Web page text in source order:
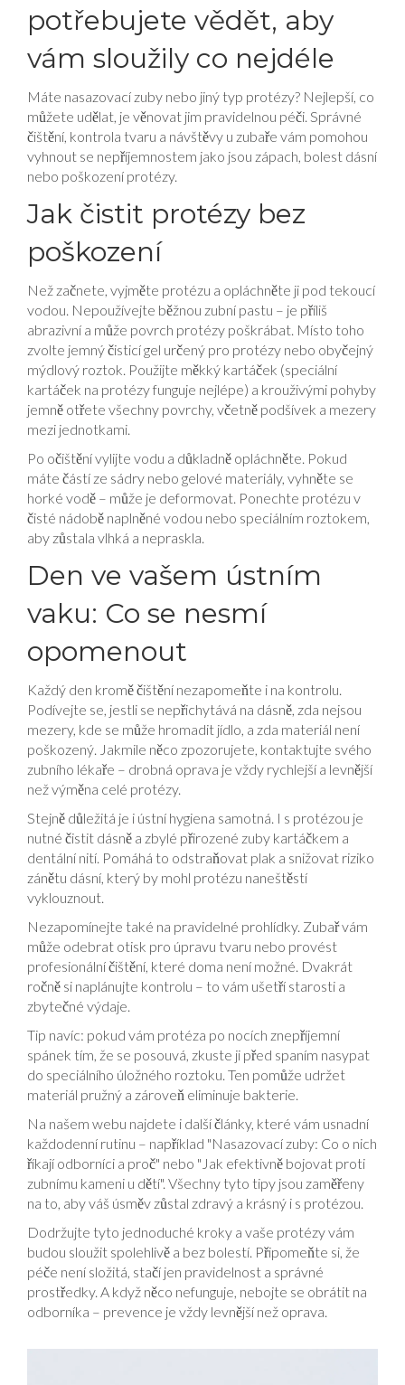
potřebujete vědět, aby
vám sloužily co nejdéle
Máte nasazovací zuby nebo jiný typ protézy? Nejlepší, co
můžete udělat, je věnovat jim pravidelnou péči. Správné
čištění, kontrola tvaru a návštěvy u zubaře vám pomohou
vyhnout se nepříjemnostem jako jsou zápach, bolest dásní
nebo poškození protézy.
Jak čistit protézy bez
poškození
Než začnete, vyjměte protézu a opláchněte ji pod tekoucí
vodou. Nepoužívejte běžnou zubní pastu – je příliš
abrazivní a může povrch protézy poškrábat. Místo toho
zvolte jemný čisticí gel určený pro protézy nebo obyčejný
mýdlový roztok. Použijte měkký kartáček (speciální
kartáček na protézy funguje nejlépe) a krouživými pohyby
jemně otřete všechny povrchy, včetně podšívek a mezery
mezi jednotkami.
Po očištění vylijte vodu a důkladně opláchněte. Pokud
máte částí ze sádry nebo gelové materiály, vyhněte se
horké vodě – může je deformovat. Ponechte protézu v
čisté nádobě naplněné vodou nebo speciálním roztokem,
aby zůstala vlhká a nepraskla.
Den ve vašem ústním
vaku: Co se nesmí
opomenout
Každý den kromě čištění nezapomeňte i na kontrolu.
Podívejte se, jestli se nepřichytává na dásně, zda nejsou
mezery, kde se může hromadit jídlo, a zda materiál není
poškozený. Jakmile něco zpozorujete, kontaktujte svého
zubního lékaře – drobná oprava je vždy rychlejší a levnější
než výměna celé protézy.
Stejně důležitá je i ústní hygiena samotná. I s protézou je
nutné čistit dásně a zbylé přirozené zuby kartáčkem a
dentální nití. Pomáhá to odstraňovat plak a snižovat riziko
zánětu dásní, který by mohl protézu naneštěstí
vyklouznout.
Nezapomínejte také na pravidelné prohlídky. Zubař vám
může odebrat otisk pro úpravu tvaru nebo provést
profesionální čištění, které doma není možné. Dvakrát
ročně si naplánujte kontrolu – to vám ušetří starosti a
zbytečné výdaje.
Tip navíc: pokud vám protéza po nocích znepříjemní
spánek tím, že se posouvá, zkuste ji před spaním nasypat
do speciálního úložného roztoku. Ten pomůže udržet
materiál pružný a zároveň eliminuje bakterie.
Na našem webu najdete i další články, které vám usnadní
každodenní rutinu – například "Nasazovací zuby: Co o nich
říkají odborníci a proč" nebo "Jak efektivně bojovat proti
zubnímu kameni u dětí". Všechny tyto tipy jsou zaměřeny
na to, aby váš úsměv zůstal zdravý a krásný i s protézou.
Dodržujte tyto jednoduché kroky a vaše protézy vám
budou sloužit spolehlivě a bez bolestí. Připomeňte si, že
péče není složitá, stačí jen pravidelnost a správné
prostředky. A když něco nefunguje, nebojte se obrátit na
odborníka – prevence je vždy levnější než oprava.